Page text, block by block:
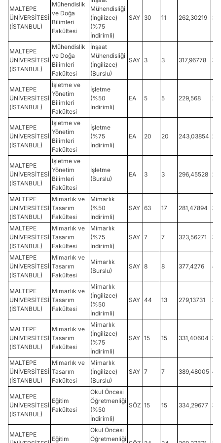
MALTEPE
ÜNİVERSİTESİ
(İSTANBUL)
Mühendislik
ve Doğa
Bilimleri
Fakültesi
Mühendisliği
(İngilizce)
(%75
İndirimli)
SAY 30 11 262,30219
MALTEPE
ÜNİVERSİTESİ
(İSTANBUL)
Mühendislik
ve Doğa
Bilimleri
Fakültesi
İnşaat
Mühendisliği
(İngilizce)
(Burslu)
SAY 3 3 317,96778
MALTEPE
ÜNİVERSİTESİ
(İSTANBUL)
İşletme ve
Yönetim
Bilimleri
Fakültesi
İşletme
(%50
İndirimli)
EA 5 5 229,568
MALTEPE
ÜNİVERSİTESİ
(İSTANBUL)
İşletme ve
Yönetim
Bilimleri
Fakültesi
İşletme
(%75
İndirimli)
EA 20 20 243,03854
MALTEPE
ÜNİVERSİTESİ
(İSTANBUL)
İşletme ve
Yönetim
Bilimleri
Fakültesi
İşletme
(Burslu)
EA 3 3 296,45528
MALTEPE
ÜNİVERSİTESİ
(İSTANBUL)
Mimarlık ve
Tasarım
Fakültesi
Mimarlık
(%50
İndirimli)
SAY 63 17 281,47894
MALTEPE
ÜNİVERSİTESİ
(İSTANBUL)
Mimarlık ve
Tasarım
Fakültesi
Mimarlık
(%75
İndirimli)
SAY 7 7 323,56271
MALTEPE
ÜNİVERSİTESİ
(İSTANBUL)
Mimarlık ve
Tasarım
Fakültesi
Mimarlık
(Burslu)
SAY 8 8 377,4276
MALTEPE
ÜNİVERSİTESİ
(İSTANBUL)
Mimarlık ve
Tasarım
Fakültesi
Mimarlık
(İngilizce)
(%50
İndirimli)
SAY 44 13 279,13731
MALTEPE
ÜNİVERSİTESİ
(İSTANBUL)
Mimarlık ve
Tasarım
Fakültesi
Mimarlık
(İngilizce)
(%75
İndirimli)
SAY 15 15 331,40604
MALTEPE
ÜNİVERSİTESİ
(İSTANBUL)
Mimarlık ve
Tasarım
Fakültesi
Mimarlık
(İngilizce)
(Burslu)
SAY 7 7 389,48005
MALTEPE
ÜNİVERSİTESİ
(İSTANBUL)
Eğitim
Fakültesi
Okul Öncesi
Öğretmenliği
(%50
İndirimli)
SÖZ 15 15 334,29677
MALTEPE
Eğitim
Okul Öncesi
Öğretmenliği